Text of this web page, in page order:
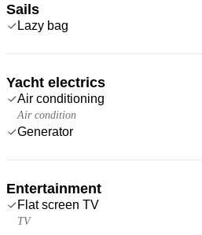
Sails
Lazy bag
Yacht electrics
Air conditioning
Air condition
Generator
Entertainment
Flat screen TV
TV